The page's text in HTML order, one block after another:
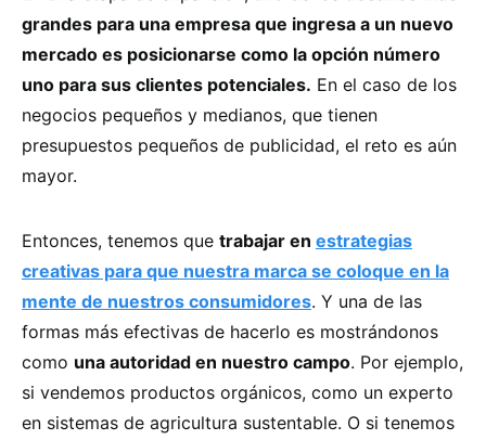
grandes para una empresa que ingresa a un nuevo
mercado es posicionarse como la opción número
uno para sus clientes potenciales. En el caso de los
negocios pequeños y medianos, que tienen
presupuestos pequeños de publicidad, el reto es aún
mayor.
Entonces, tenemos que trabajar en estrategias
creativas para que nuestra marca se coloque en la
mente de nuestros consumidores. Y una de las
formas más efectivas de hacerlo es mostrándonos
como una autoridad en nuestro campo. Por ejemplo,
si vendemos productos orgánicos, como un experto
en sistemas de agricultura sustentable. O si tenemos